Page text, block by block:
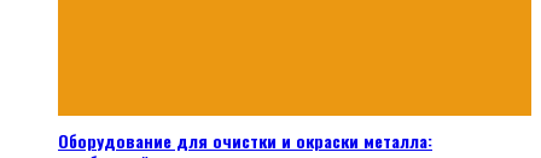
Оборудование для очистки и окраски металла: